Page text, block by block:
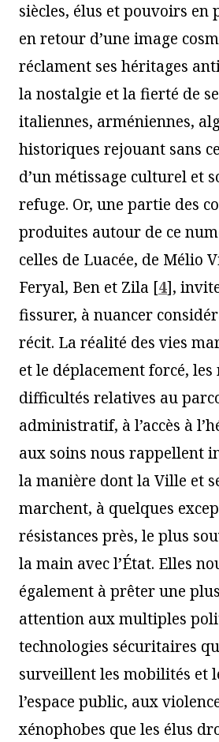
siècles, élus et pouvoirs en
en retour d’une image
réclament ses héritages
la nostalgie et la fierté de
italiennes, arméniennes,
historiques rejouant sans
d’un métissage culturel et
refuge. Or, une partie des
produites autour de ce
celles de Luacée, de Mélio
Feryal, Ben et Zila [4],
fissurer, à nuancer
récit. La réalité des vies
et le déplacement forcé,
difficultés relatives au
administratif, à l’accès à
aux soins nous rappellent
la manière dont la Ville et
marchent, à quelques
résistances près, le plus
la main avec l’État. Elles
également à prêter une
attention aux multiples
technologies sécuritaires
surveillent les mobilités et
l’espace public, aux
xénophobes que les élus